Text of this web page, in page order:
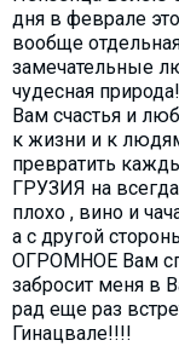
дня в феврале
вообще
замечательные
чудесная
Вам счастья и
к жизни и к
превратить
ГРУЗИЯ на
плохо , вино и
а с другой
ОГРОМНОЕ Вам
забросит меня в
рад еще раз
Гинацвале!!!!